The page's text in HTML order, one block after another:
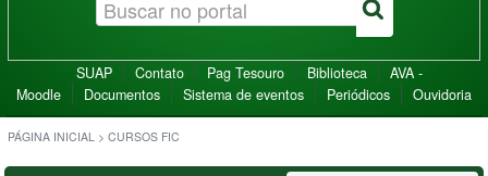
SUAP Contato Pag Tesouro Biblioteca
AVA -
Moodle
Documentos Sistema de eventos Periódicos Ouvidoria
PÁGINA INICIAL > CURSOS FIC